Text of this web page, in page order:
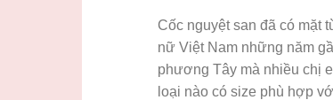
Cốc nguyệt san đã có mặt
nữ Việt Nam những năm
phương Tây mà nhiều chị
loại nào có size phù hợp